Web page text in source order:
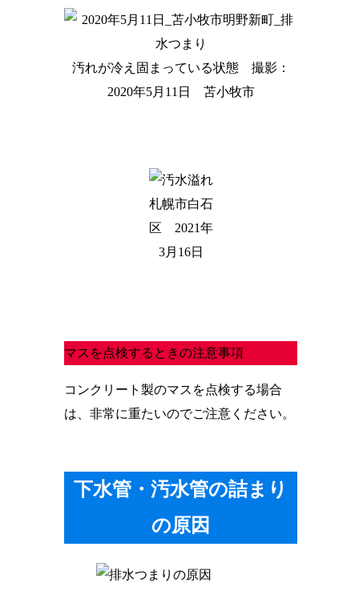
汚れが冷え固まっている状態 撮影：
2020年5月11日 苫小牧市
札幌市白石
区 2021年
3月16日
マスを点検するときの注意事項
コンクリート製のマスを点検する場合
は、非常に重たいのでご注意ください。
下水管・汚水管の詰まり
の原因